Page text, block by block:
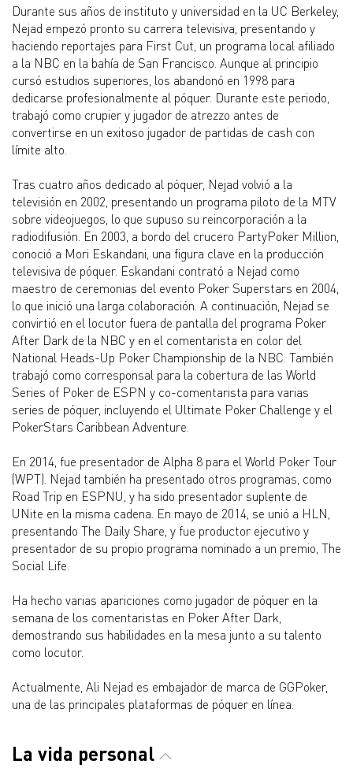
Durante sus años de instituto y universidad en la UC Berkeley,
Nejad empezó pronto su carrera televisiva, presentando y
haciendo reportajes para First Cut, un programa local afiliado
a la NBC en la bahía de San Francisco. Aunque al principio
cursó estudios superiores, los abandonó en 1998 para
dedicarse profesionalmente al póquer. Durante este periodo,
trabajó como crupier y jugador de atrezzo antes de
convertirse en un exitoso jugador de partidas de cash con
límite alto.
Tras cuatro años dedicado al póquer, Nejad volvió a la
televisión en 2002, presentando un programa piloto de la MTV
sobre videojuegos, lo que supuso su reincorporación a la
radiodifusión. En 2003, a bordo del crucero PartyPoker Million,
conoció a Mori Eskandani, una figura clave en la producción
televisiva de póquer. Eskandani contrató a Nejad como
maestro de ceremonias del evento Poker Superstars en 2004,
lo que inició una larga colaboración. A continuación, Nejad se
convirtió en el locutor fuera de pantalla del programa Poker
After Dark de la NBC y en el comentarista en color del
National Heads-Up Poker Championship de la NBC. También
trabajó como corresponsal para la cobertura de las World
Series of Poker de ESPN y co-comentarista para varias
series de póquer, incluyendo el Ultimate Poker Challenge y el
PokerStars Caribbean Adventure.
En 2014, fue presentador de Alpha 8 para el World Poker Tour
(WPT). Nejad también ha presentado otros programas, como
Road Trip en ESPNU, y ha sido presentador suplente de
UNite en la misma cadena. En mayo de 2014, se unió a HLN,
presentando The Daily Share, y fue productor ejecutivo y
presentador de su propio programa nominado a un premio, The
Social Life.
Ha hecho varias apariciones como jugador de póquer en la
semana de los comentaristas en Poker After Dark,
demostrando sus habilidades en la mesa junto a su talento
como locutor.
Actualmente, Ali Nejad es embajador de marca de GGPoker,
una de las principales plataformas de póquer en línea.
La vida personal